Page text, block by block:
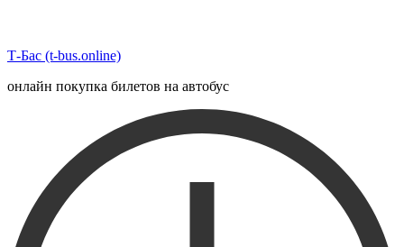
Т-Бас (t-bus.online)
онлайн покупка билетов на автобус